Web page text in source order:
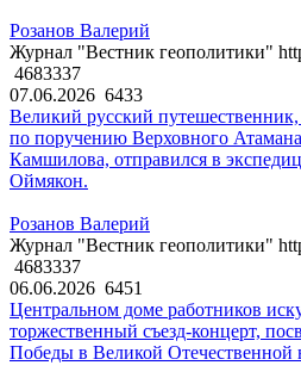
Розанов Валерий
Журнал "Вестник геополитики"
4683337
07.06.2026 6433
Великий русский
по поручению Верховного
Камшилова, отправился в
Оймякон.
Розанов Валерий
Журнал "Вестник геополитики"
4683337
06.06.2026 6451
Центральном доме работников
торжественный съезд-концерт,
Победы в Великой Отечественной